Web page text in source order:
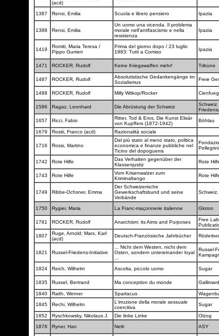
(acd)
1387 Rensi, Emilia Scuola e libero pensiero Ipazia
1388 Rensi, Emilia
Un uomo una vicenda. Il problema
morale nell'antifascismo e nella
resistenza
Ipazia
1419
Romiti, Maria Teresa /
Pippo Gurrieri
Prima del giorno dopo / 23 luglio
1983: Tutti a Comiso
Ipazia
1471 ROCKER, Rudolf Keine Kriegswaffen mehr! Tribüne
1487 ROCKER, Rudolf
Absolutistische Gedankengänge im
Sozialismus
Freie
1488 ROCKER, Rudolf Milly Witkop/Rocker
1586 Ragaz, Leonhard Die Abrüstung der Schweiz
1657
Ricci, Fabio
Ritter, Tod & Eros. Die Kunst Elisàr
von Kupffers (1872-1942)
Böhlau
1679 Rositi, Franco (acd) Razionalità sociale
1716 Rossi, Martino
Dal più stato al meno stato, politica
economica e finanze pubbliche nel
Ticino del dopoguerra
1742 Rote Hilfe
Das Verhalten gegenüber der
Klassenjustiz
Rote
1743 Rote Hilfe
Vom Krisenwalzer zum
Kriminaltango
Rote
1749 Ribbe-Ochsner, Emma
Der Schweizerische
Gewerkschaftsbund und seine
Verbände
1750 Rygier, Maria La Franc-maçonnerie italienne Gloton
1781 ROCKER, Rudolf Anarchism: its Aims and Purposes
Free
1807
Ruge, Arnold; Marx, Karl
(acd)
Deutsch-Französische Jahrbücher
1821 Russel-Friedens-Initiative
... Nicht dem Westen, nicht dem
Osten, sondern untereinander loyal
Russel-
1824 Reich, Wilhelm Ascolta, piccolo uomo Sugar
1835 Russel, Bertrand Ma conception du monde
1840 Raith, Werner Spartacus
1845
Rechi, Wilhelm
L'irruzione della morale sessuale
coercitiva
Sugar
1852 Ryschkowsky, Nikolaus J. Die linke Linke
Olzog
1878
Ryner, Han Nelti ASY